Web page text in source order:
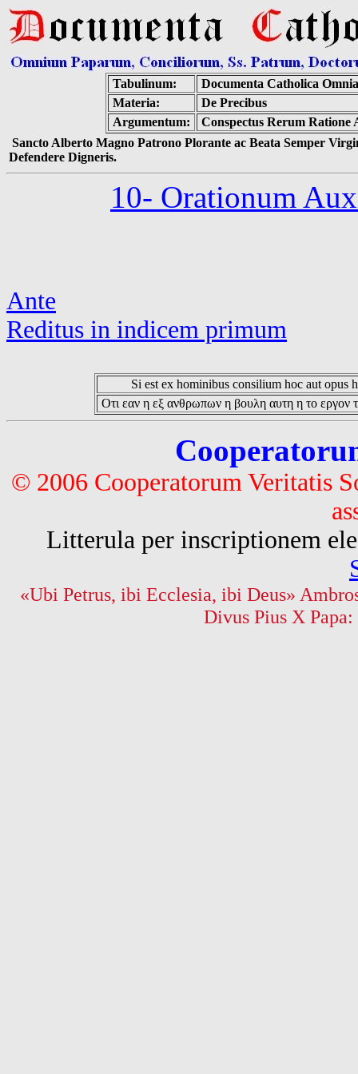
Tabulinum:
Documenta Catholica Omnia
Materia:
De Precibus
Argumentum:
Conspectus Rerum
Sancto Alberto Magno Patrono Plorante ac Beata Semper
Defendere Digneris.
10- Orationum
Ante
Reditus in indicem primum
Si est ex hominibus consilium hoc aut opus
Οτι εαν η εξ ανθρωπων η βουλη αυτη η το εργον
© 2006 Cooperatorum Veritatis
Litterula per inscriptionem
«Ubi Petrus, ibi Ecclesia, ibi Deus»
Divus Pius X Papa: